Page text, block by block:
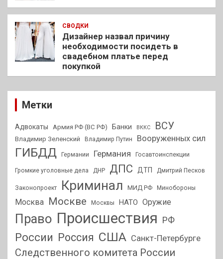
СВОДКИ
Дизайнер назвал причину
необходимости посидеть в
свадебном платье перед
покупкой
Метки
Адвокаты Армия РФ (ВС РФ) Банки ВККС ВСУ
Владимир Зеленский Владимир Путин Вооруженных сил
ГИБДД Германии Германия Госавтоинспекции
Громкие уголовные дела ДНР ДПС ДТП Дмитрий Песков
Законопроект Криминал МИД РФ Минобороны
Москва Москве Москвы НАТО Оружие
Право Происшествия РФ
России Россия США Санкт-Петербурге
Следственного комитета России